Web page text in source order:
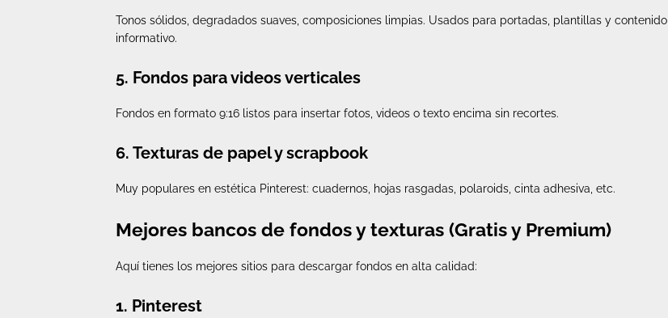
Tonos sólidos, degradados suaves, composiciones limpias. Usados para portadas, plantillas y contenido
informativo.
5. Fondos para videos verticales
Fondos en formato 9:16 listos para insertar fotos, videos o texto encima sin recortes.
6. Texturas de papel y scrapbook
Muy populares en estética Pinterest: cuadernos, hojas rasgadas, polaroids, cinta adhesiva, etc.
Mejores bancos de fondos y texturas (Gratis y Premium)
Aquí tienes los mejores sitios para descargar fondos en alta calidad:
1. Pinterest